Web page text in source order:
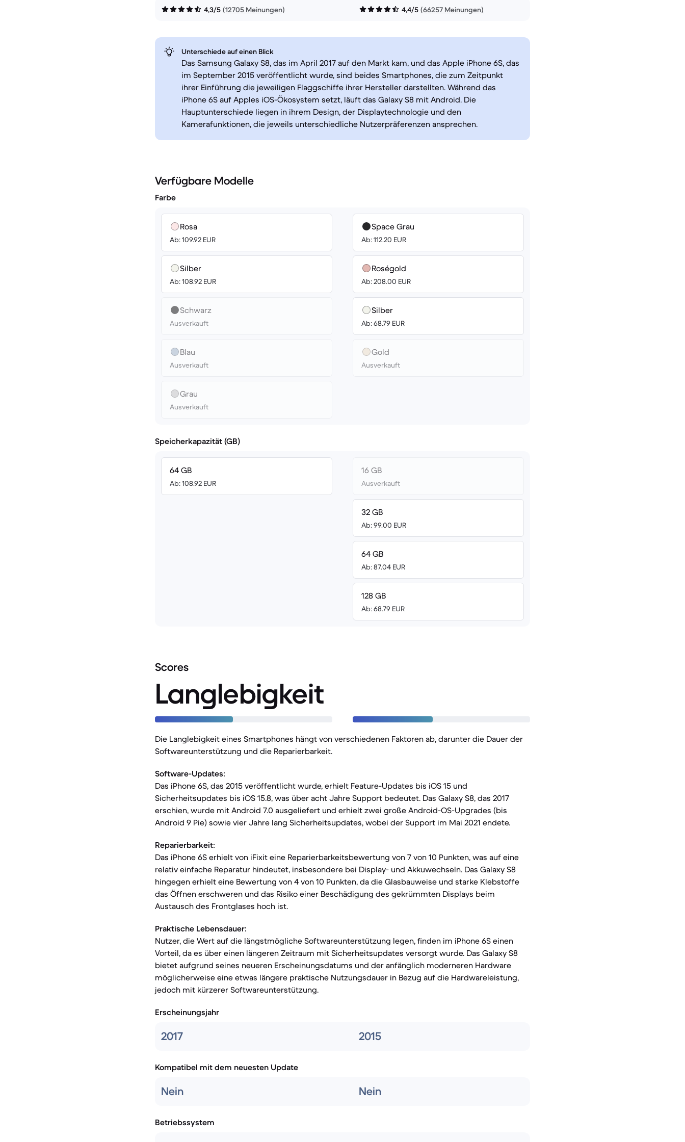
4,3/5 (12705 Meinungen) 4,4/5 (66257 Meinungen)
Unterschiede auf einen Blick
Das Samsung Galaxy S8, das im April 2017 auf den Markt kam, und das Apple iPhone 6S, das
im September 2015 veröffentlicht wurde, sind beides Smartphones, die zum Zeitpunkt
ihrer Einführung die jeweiligen Flaggschiffe ihrer Hersteller darstellten. Während das
iPhone 6S auf Apples iOS-Ökosystem setzt, läuft das Galaxy S8 mit Android. Die
Hauptunterschiede liegen in ihrem Design, der Displaytechnologie und den
Kamerafunktionen, die jeweils unterschiedliche Nutzerpräferenzen ansprechen.
Verfügbare Modelle
Farbe
Rosa
Ab: 109.92 EUR
Silber
Ab: 108.92 EUR
Schwarz
Ausverkauft
Blau
Ausverkauft
Grau
Ausverkauft
Space Grau
Ab: 112.20 EUR
Roségold
Ab: 208.00 EUR
Silber
Ab: 68.79 EUR
Gold
Ausverkauft
Speicherkapazität (GB)
64 GB
Ab: 108.92 EUR
16 GB
Ausverkauft
32 GB
Ab: 99.00 EUR
64 GB
Ab: 87.04 EUR
128 GB
Ab: 68.79 EUR
Scores
Langlebigkeit
Die Langlebigkeit eines Smartphones hängt von verschiedenen Faktoren ab, darunter die Dauer der
Softwareunterstützung und die Reparierbarkeit.
Software-Updates:
Das iPhone 6S, das 2015 veröffentlicht wurde, erhielt Feature-Updates bis iOS 15 und
Sicherheitsupdates bis iOS 15.8, was über acht Jahre Support bedeutet. Das Galaxy S8, das 2017
erschien, wurde mit Android 7.0 ausgeliefert und erhielt zwei große Android-OS-Upgrades (bis
Android 9 Pie) sowie vier Jahre lang Sicherheitsupdates, wobei der Support im Mai 2021 endete.
Reparierbarkeit:
Das iPhone 6S erhielt von iFixit eine Reparierbarkeitsbewertung von 7 von 10 Punkten, was auf eine
relativ einfache Reparatur hindeutet, insbesondere bei Display- und Akkuwechseln. Das Galaxy S8
hingegen erhielt eine Bewertung von 4 von 10 Punkten, da die Glasbauweise und starke Klebstoffe
das Öffnen erschweren und das Risiko einer Beschädigung des gekrümmten Displays beim
Austausch des Frontglases hoch ist.
Praktische Lebensdauer:
Nutzer, die Wert auf die längstmögliche Softwareunterstützung legen, finden im iPhone 6S einen
Vorteil, da es über einen längeren Zeitraum mit Sicherheitsupdates versorgt wurde. Das Galaxy S8
bietet aufgrund seines neueren Erscheinungsdatums und der anfänglich moderneren Hardware
möglicherweise eine etwas längere praktische Nutzungsdauer in Bezug auf die Hardwareleistung,
jedoch mit kürzerer Softwareunterstützung.
Erscheinungsjahr
2017 2015
Kompatibel mit dem neuesten Update
Nein Nein
Betriebssystem